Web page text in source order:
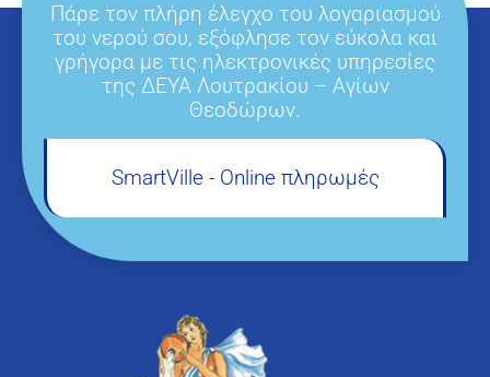
Πάρε τον πλήρη έλεγχο του λογαριασμού
του νερού σου, εξόφλησε τον εύκολα και
γρήγορα με τις ηλεκτρονικές υπηρεσίες
της ΔΕΥΑ Λουτρακίου – Αγίων
Θεοδώρων.
SmartVille - Online πληρωμές